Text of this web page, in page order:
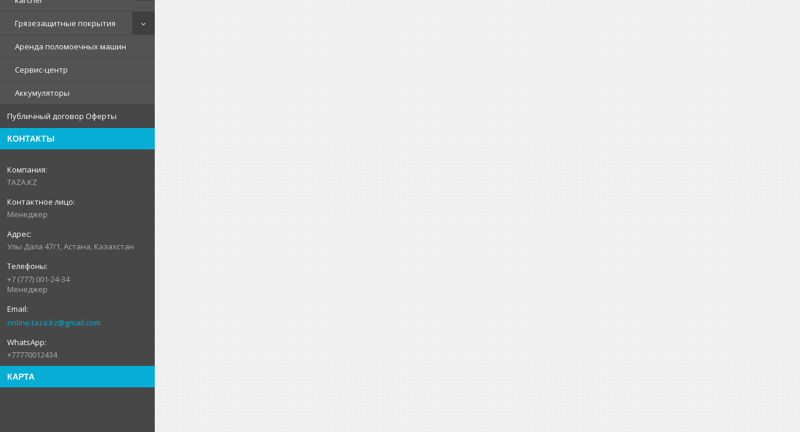
Грязезащитные покрытия
Аренда поломоечных машин
Сервис-центр
Аккумуляторы
Публичный договор Оферты
КОНТАКТЫ
TAZA.KZ
Менеджер
Улы Дала 47/1, Астана, Казахстан
+7 (777) 001-24-34
Менеджер
online.taza.kz@gmail.com
+77770012434
КАРТА